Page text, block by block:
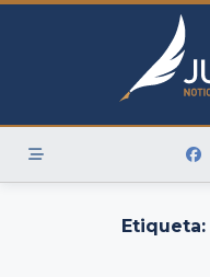
Skip
Etiqueta: